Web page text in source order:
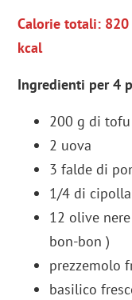
Calorie totali:
kcal
Ingredienti per 4
200 g di
2 uova
3 falde di
1/4 di
12 olive
bon-bon )
prezzemolo
basilico